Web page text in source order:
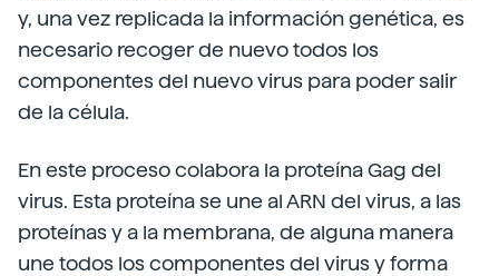
y, una vez replicada la información genética, es
necesario recoger de nuevo todos los
componentes del nuevo virus para poder salir
de la célula.
En este proceso colabora la proteína Gag del
virus. Esta proteína se une al ARN del virus, a las
proteínas y a la membrana, de alguna manera
une todos los componentes del virus y forma